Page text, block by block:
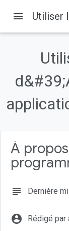
Présentation
Arrière-plan
Configuration
1.Configurer le
2.Obtenir un
menu
À
subject Dernière
account_circle Rédigé par